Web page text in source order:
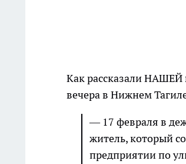
Как рассказали НАШЕЙ
вечера в Нижнем
— 17 февраля в
житель, который
предприятии по